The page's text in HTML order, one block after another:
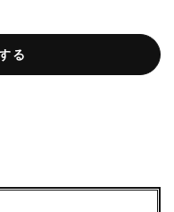
る